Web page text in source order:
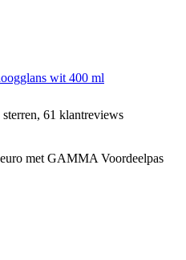
wit 400 ml
61 klantreviews
met GAMMA Voordeelpas